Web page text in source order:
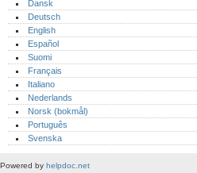
Dansk
Deutsch
English
Español
Suomi
Français
Italiano
Nederlands
Norsk (bokmål)‎
Português‎
Svenska
Powered by helpdoc.net